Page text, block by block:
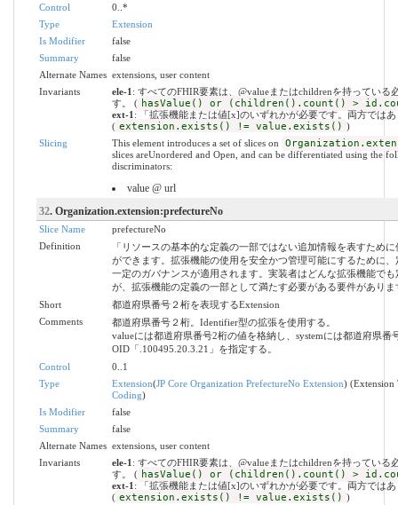
Control
0..*
Type
Extension
Is Modifier
false
Summary
false
Alternate Names extensions, user content
Invariants
ele-1 : すべてのFHIR要素は、@valueまたはchildrenを持っている
す。 ( hasValue() or (children().count() >
ext-1 : 「拡張機能または値[x]のいずれかが必要です。両方では
( extension.exists() != value.exists() )
Slicing
This element introduces a set of slices on
slices areUnordered and Open, and can be differentiated using the
discriminators:
value @ url
32. Organization.extension:prefectureNo
Slice Name
prefectureNo
Definition
「リソースの基本的な定義の一部ではない追加情報を表すため
ができます。拡張機能の使用を安全かつ管理可能にするために、
一定のガバナンスが適用されます。実装者はどんな拡張機能でも
が、拡張機能の定義の一部として満たす必要がある要件がありま
Short
都道府県番号２桁を表現するExtension
Comments
都道府県番号２桁。Identifier型の拡張を使用する。
valueには都道府県番号2桁の値を格納し、systemには都道府県番
OID「.100495.20.3.21」を指定する。
Control
0..1
Type
Extension(JP Core Organization PrefectureNo Extension) (Extension
Coding)
Is Modifier
false
Summary
false
Alternate Names extensions, user content
Invariants
ele-1 : すべてのFHIR要素は、@valueまたはchildrenを持っている
す。 ( hasValue() or (children().count() >
ext-1 : 「拡張機能または値[x]のいずれかが必要です。両方では
( extension.exists() != value.exists() )